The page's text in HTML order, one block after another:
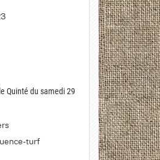
Quinté du samedi 29
turf